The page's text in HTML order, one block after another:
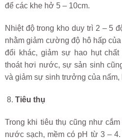
để các khe hở 5 – 10cm.
Nhiệt độ trong kho duy trì 2 – 5
nhằm giảm cường độ hô hấp
đổi khác, giảm sự hao hụt
thoát hơi nước, sự sản sinh
và giảm sự sinh trưởng của nấm,
Tiêu thụ
Trong khi tiêu thụ cũng như
nước sạch, mềm có pH từ 3 –